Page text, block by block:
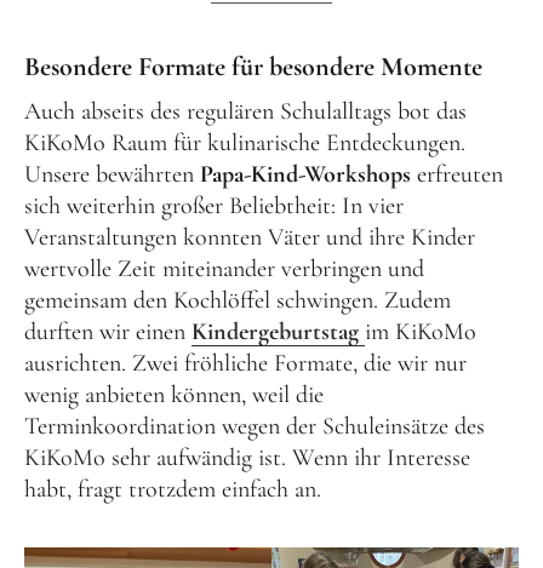
Besondere Formate für besondere Momente
Auch abseits des regulären Schulalltags bot das
KiKoMo Raum für kulinarische Entdeckungen.
Unsere bewährten Papa-Kind-Workshops erfreuten
sich weiterhin großer Beliebtheit: In vier
Veranstaltungen konnten Väter und ihre Kinder
wertvolle Zeit miteinander verbringen und
gemeinsam den Kochlöffel schwingen. Zudem
durften wir einen Kindergeburtstag im KiKoMo
ausrichten. Zwei fröhliche Formate, die wir nur
wenig anbieten können, weil die
Terminkoordination wegen der Schuleinsätze des
KiKoMo sehr aufwändig ist. Wenn ihr Interesse
habt, fragt trotzdem einfach an.